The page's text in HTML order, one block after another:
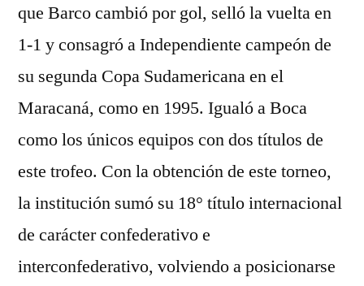
que Barco cambió por gol, selló la vuelta en
1-1 y consagró a Independiente campeón de
su segunda Copa Sudamericana en el
Maracaná, como en 1995. Igualó a Boca
como los únicos equipos con dos títulos de
este trofeo. Con la obtención de este torneo,
la institución sumó su 18° título internacional
de carácter confederativo e
interconfederativo, volviendo a posicionarse